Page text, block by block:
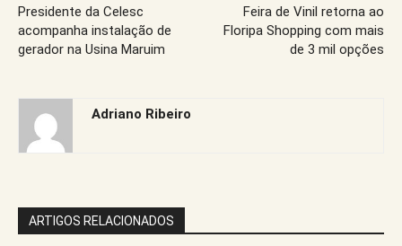
Presidente da Celesc
acompanha instalação de
gerador na Usina Maruim
Feira de Vinil retorna ao
Floripa Shopping com mais
de 3 mil opções
Adriano Ribeiro
ARTIGOS RELACIONADOS